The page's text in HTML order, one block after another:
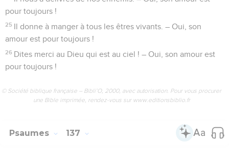
Il a fait sortir d’Égypte Israël, son peuple. – Oui, son amour
est pour toujours !
Il a fait cela par sa grande puissance. – Oui, son amour est
pour toujours !
Il a coupé en deux la mer des Roseaux. – Oui, son amour
14 Il a fait passer Israël au milieu d’elle. – Oui, son amour est
pour toujours !
Roseaux. – Oui, son amour est pour toujours !